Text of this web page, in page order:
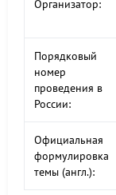
Организатор:
Порядковый
номер
проведения в
России:
Официальная
формулировка
темы (англ.):